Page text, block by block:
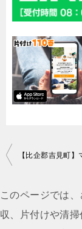
投
ナ
ビ
このページでは
収、片付けや清